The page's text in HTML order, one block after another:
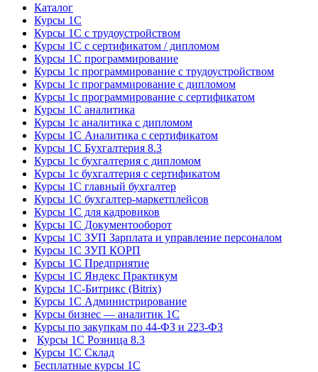
Каталог
Курсы 1С
Курсы 1С с трудоустройством
Курсы 1С с сертификатом / дипломом
Курсы 1С программирование
Курсы 1с программирование с трудоустройством
Курсы 1с программирование с дипломом
Курсы 1с программирование с сертификатом
Курсы 1С аналитика
Курсы 1с аналитика с дипломом
Курсы 1С Аналитика с сертификатом
Курсы 1С Бухгалтерия 8.3
Курсы 1с бухгалтерия с дипломом
Курсы 1с бухгалтерия с сертификатом
Курсы 1С главный бухгалтер
Курсы 1С бухгалтер-маркетплейсов
Курсы 1С для кадровиков
Курсы 1С Документооборот
Курсы 1С ЗУП Зарплата и управление персоналом
Курсы 1С ЗУП КОРП
Курсы 1С Предприятие
Курсы 1С Яндекс Практикум
Курсы 1С-Битрикс (Bitrix)
Курсы 1С Администрирование
Курсы бизнес — аналитик 1С
Курсы по закупкам по 44‑ФЗ и 223‑ФЗ
Курсы 1С Розница 8.3
Курсы 1С Склад
Бесплатные курсы 1С